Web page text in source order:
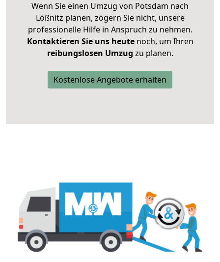
Wenn Sie einen Umzug von Potsdam nach
Lößnitz planen, zögern Sie nicht, unsere
professionelle Hilfe in Anspruch zu nehmen.
Kontaktieren Sie uns heutenoch, um Ihren
reibungslosen Umzug zu planen.
Kostenlose Angebote erhalten